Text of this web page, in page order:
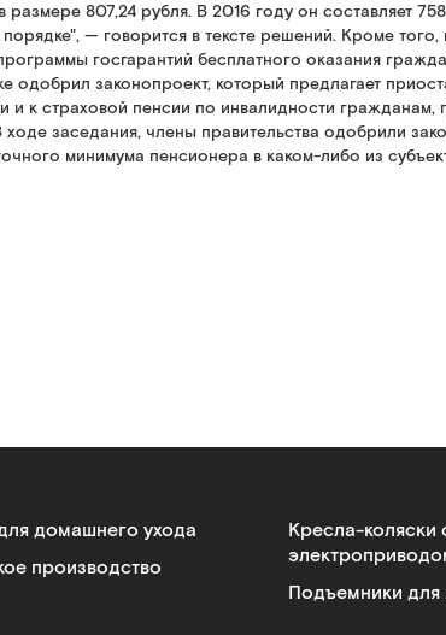
807,24 рубля. В 2016 году он составляет
— говорится в тексте решений. Кроме
госгарантий бесплатного оказания
одобрил законопроект, который предлагает
и к страховой пенсии по инвалидности
заседания, члены правительства одобрили
минимума пенсионера в каком-либо из
домашнего ухода
производство
Кресла-коляски
Подъемники для